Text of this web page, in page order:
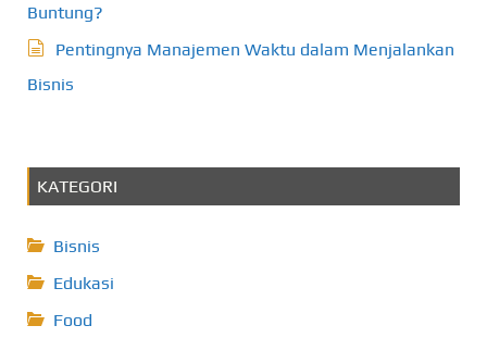
Buntung?
Pentingnya Manajemen Waktu dalam Menjalankan
Bisnis
KATEGORI
Bisnis
Edukasi
Food